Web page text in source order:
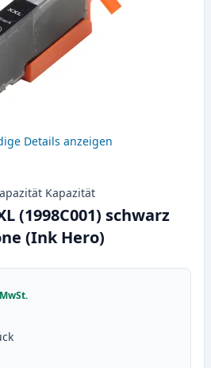
Details anzeigen
Kapazität
(1998C001) schwarz
(Ink Hero)